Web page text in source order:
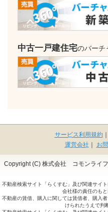
中古一戸建住宅のバーチ
サービス利用規約｜
運営会社 ｜ お
Copyright (C) 株式会社 コモンライ
不動産検索サイト「らくすむ」及び関連サイ
会社様の責任のもと
不動産の賃借、購入に関しては賃借者、購入
けられたうえで判